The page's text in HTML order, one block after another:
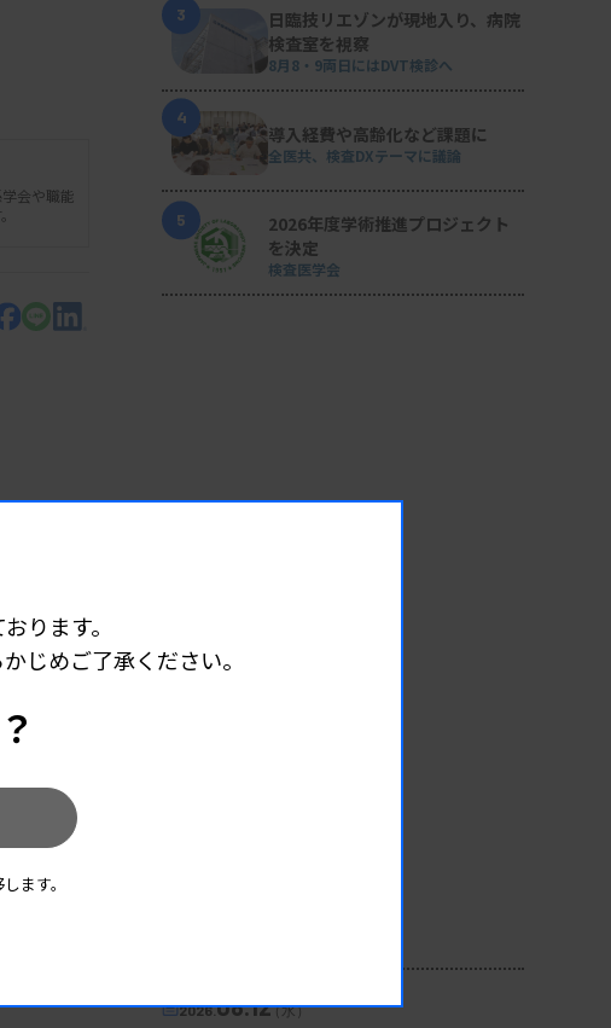
会や職能
3
日臨技リエゾンが現地入り、病院
検査室を視察
8月8・9両日にはDVT検診へ
4
導入経費や高齢化など課題に
全医共、検査DXテーマに議論
5
2026年度学術推進プロジェクト
を決定
検査医学会
2026.08.12（水）
ります。
じめご了承ください。
ます。